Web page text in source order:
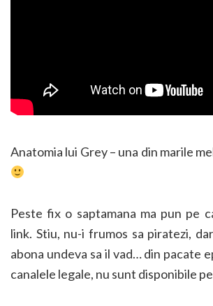
Anatomia lui Grey – una din marile
Peste fix o saptamana ma pun pe
link. Stiu, nu-i frumos sa piratezi,
abona undeva sa il vad… din pacate
canalele legale, nu sunt disponibile